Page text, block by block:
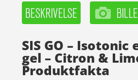
SIS GO – Isotonic
gel – Citron &
Produktfakta